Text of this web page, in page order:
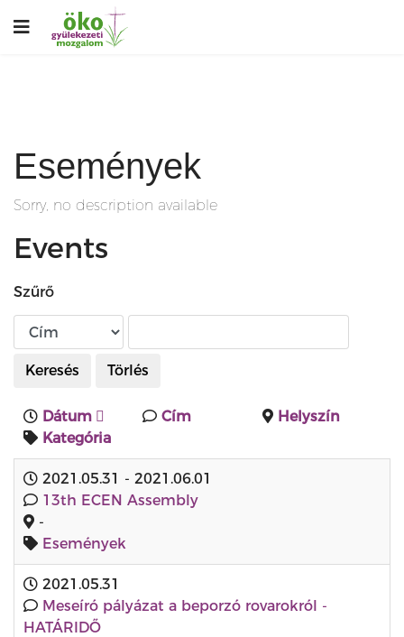
Események
Sorry, no description available
Events
Szűrő
Keresés Törlés
Dátum Cím
Helyszín
Kategória
2021.05.31 - 2021.06.01
13th ECEN Assembly
-
Események
2021.05.31
Meseíró pályázat a beporzó rovarokról -
HATÁRIDŐ